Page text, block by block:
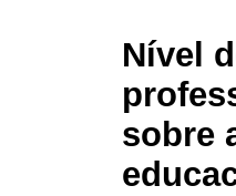
Nível
sobre